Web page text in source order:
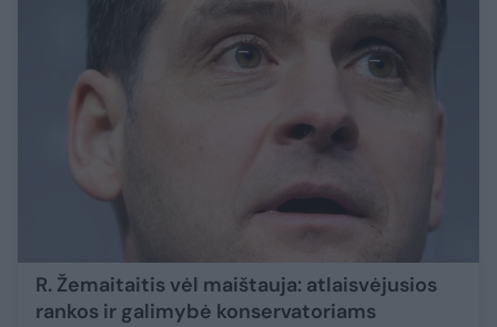
R. Žemaitaitis vėl maištauja: atlaisvėjusios
rankos ir galimybė konservatoriams